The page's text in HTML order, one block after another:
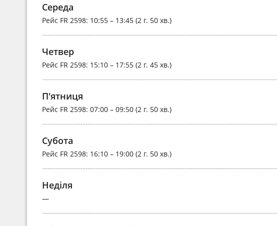
Середа
Рейс FR 2598: 10:55 – 13:45 (2 г. 50 хв.)
Четвер
Рейс FR 2598: 15:10 – 17:55 (2 г. 45 хв.)
П'ятниця
Рейс FR 2598: 07:00 – 09:50 (2 г. 50 хв.)
Субота
Рейс FR 2598: 16:10 – 19:00 (2 г. 50 хв.)
Неділя
—